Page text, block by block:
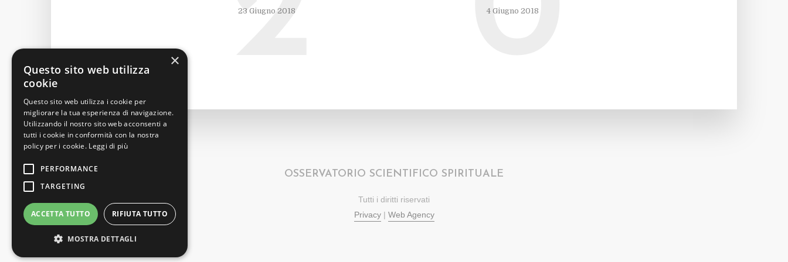
23 Giugno 2018 4 Giugno 2018
OSSERVATORIO SCIENTIFICO SPIRITUALE
Tutti i diritti riservati
Privacy| Web Agency
×
Questo sito web utilizza
cookie
Questo sito web utilizza i cookie per
migliorare la tua esperienza di navigazione.
Utilizzando il nostro sito web acconsenti a
tutti i cookie in conformità con la nostra
policy per i cookie. Leggi di più
PERFORMANCE
TARGETING
ACCETTA TUTTO RIFIUTA TUTTO
MOSTRA DETTAGLI